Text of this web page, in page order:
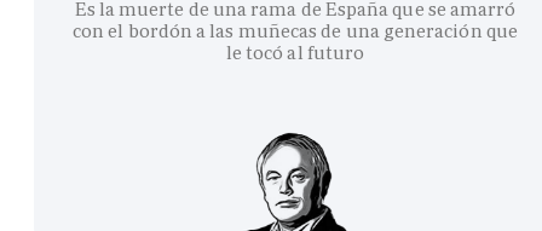
Es la muerte de una rama de España que se amarró
con el bordón a las muñecas de una generación que
le tocó al futuro